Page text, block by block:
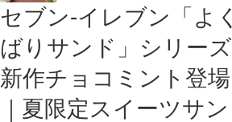
セブン‐イレブン「よく
ばりサンド」シリーズ
新作チョコミント登場
｜夏限定スイーツサン